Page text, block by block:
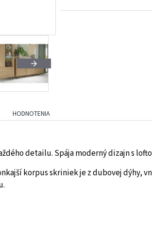
HODNOTENIA
detailu. Spája moderný dizajn s
korpus skriniek je z dubovej dýhy,